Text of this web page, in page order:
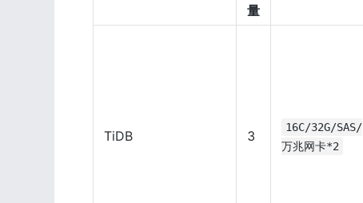
量
TiDB 3
16C/32G/SAS/
万兆网卡*2